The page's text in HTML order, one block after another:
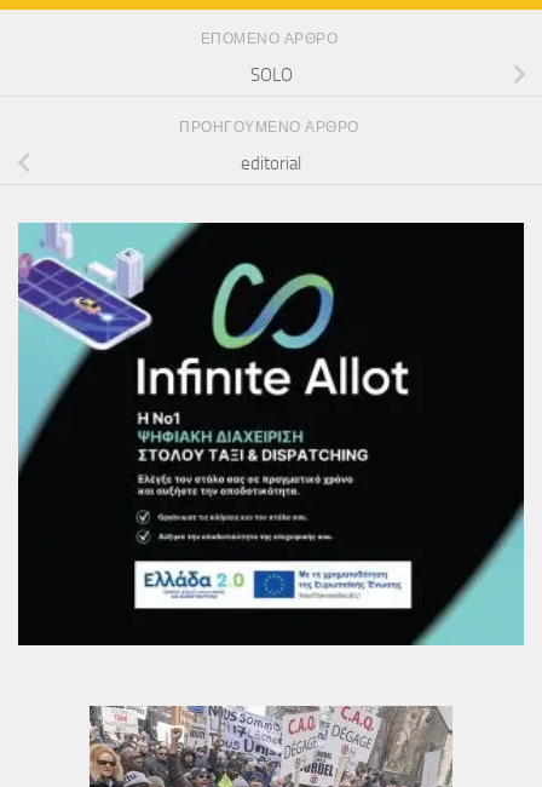
ΕΠΌΜΕΝΟ ΆΡΘΡΟ
SOLO
ΠΡΟΗΓΟΎΜΕΝΟ ΆΡΘΡΟ
editorial